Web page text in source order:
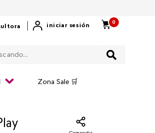
iniciar sesión
0
Zona Sale 🛒